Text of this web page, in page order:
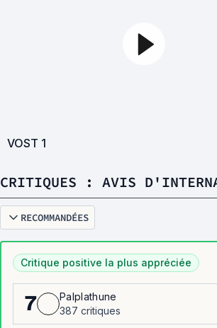
VOST 1
CRITIQUES : AVIS
RECOMMANDÉES
Critique positive la plus appréciée
7
Palplathune
387 critiques